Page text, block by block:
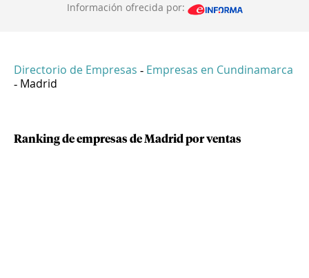
Información ofrecida por:
Directorio de Empresas - Empresas en Cundinamarca
- Madrid
Ranking de empresas de Madrid por ventas